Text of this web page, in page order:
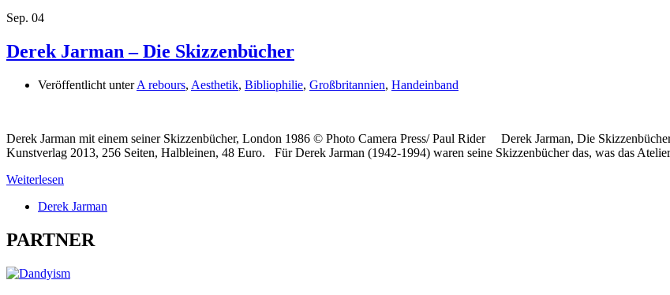
Sep. 04
Derek Jarman – Die Skizzenbücher
Veröffentlicht unterA rebours, Aesthetik, Bibliophilie, Großbritannien, Handeinband
Derek Jarman mit einem seiner Skizzenbücher, London 1986 © Photo Camera Press/ Paul Rider Derek Jarman, Die
Kunstverlag 2013, 256 Seiten, Halbleinen, 48 Euro. Für Derek Jarman (1942-1994) waren seine Skizzenbücher das, was das
Weiterlesen
Derek Jarman
PARTNER